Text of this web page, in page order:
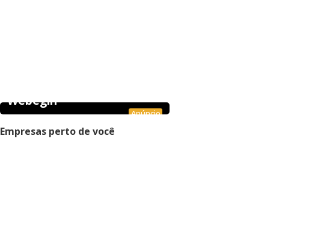
Anúncio
Webegin
Empresas perto de você